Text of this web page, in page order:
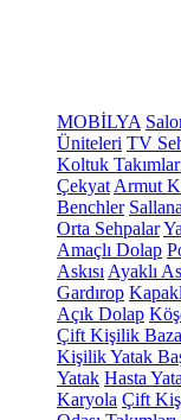
MOBİLYA
Üniteleri TV
Koltuk
Çekyat Armut
Benchler
Orta Sehpalar
Amaçlı Dolap
Askısı Ayaklı
Gardırop
Açık Dolap
Çift Kişilik Baza
Kişilik Yatak
Yatak Hasta
Karyola Çift